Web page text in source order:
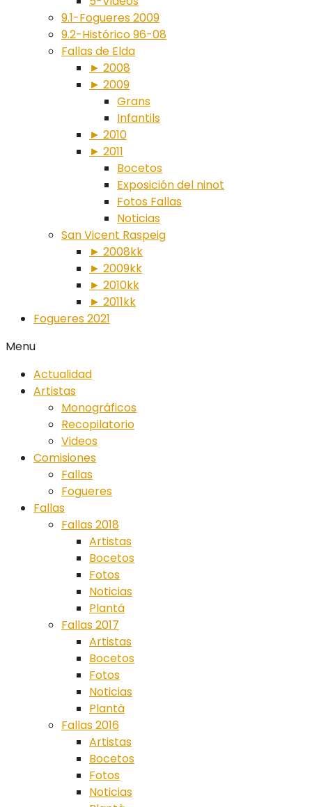
9.1-Fogueres 2009
9.2-Histórico 96-08
Fallas de Elda
► 2008
► 2009
Grans
Infantils
► 2010
► 2011
Bocetos
Exposición del ninot
Fotos Fallas
Noticias
San Vicent Raspeig
► 2008kk
► 2009kk
► 2010kk
► 2011kk
Fogueres 2021
Menu
Actualidad
Artistas
Monográficos
Recopilatorio
Videos
Comisiones
Fallas
Fogueres
Fallas
Fallas 2018
Artistas
Bocetos
Fotos
Noticias
Plantá
Fallas 2017
Artistas
Bocetos
Fotos
Noticias
Plantà
Fallas 2016
Artistas
Bocetos
Fotos
Noticias